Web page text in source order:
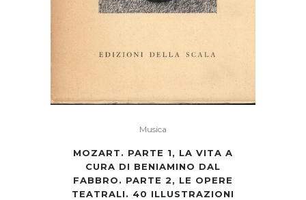
Musica
MOZART. PARTE 1, LA VITA A
CURA DI BENIAMINO DAL
FABBRO. PARTE 2, LE OPERE
TEATRALI. 40 ILLUSTRAZIONI